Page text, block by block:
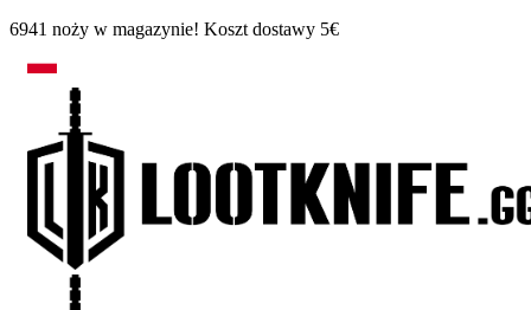
6941 noży w magazynie! Koszt dostawy 5€